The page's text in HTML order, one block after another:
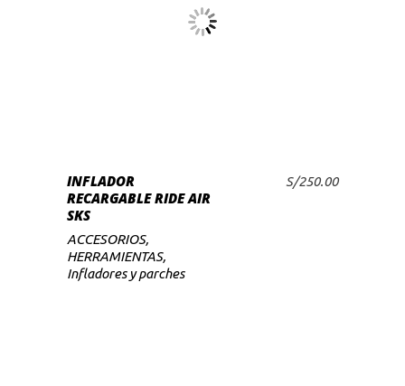
AÑADIR AL CARRITO
INFLADOR
RECARGABLE RIDE AIR
SKS
S/250.00
ACCESORIOS,
HERRAMIENTAS,
Infladores y parches